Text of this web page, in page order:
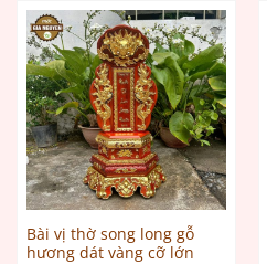
Bài vị thờ song long gỗ
hương dát vàng cỡ lớn